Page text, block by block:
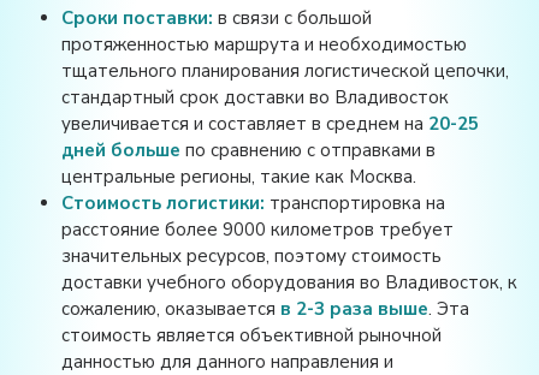
Сроки поставки: в связи с большой
протяженностью маршрута и необходимостью
тщательного планирования логистической цепочки,
стандартный срок доставки во Владивосток
увеличивается и составляет в среднем на 20-25
дней больше по сравнению с отправками в
центральные регионы, такие как Москва.
Стоимость логистики: транспортировка на
расстояние более 9000 километров требует
значительных ресурсов, поэтому стоимость
доставки учебного оборудования во Владивосток, к
сожалению, оказывается в 2-3 раза выше. Эта
стоимость является объективной рыночной
данностью для данного направления и